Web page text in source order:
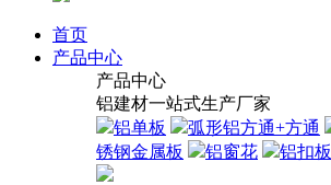
首页
产品中心
产品中心
铝建材一站式生产厂家
铝单板
弧形铝方通+方通
锈钢金属板
铝窗花 铝扣板